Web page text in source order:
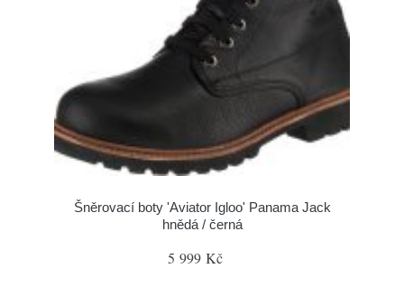
Šněrovací boty 'Aviator Igloo' Panama Jack
hnědá / černá
5 999 Kč